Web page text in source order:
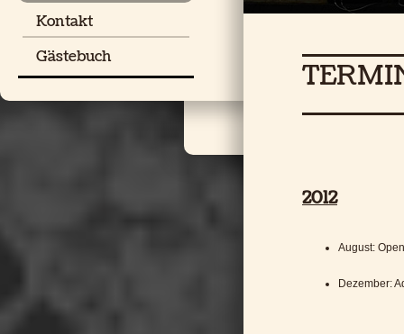
Kontakt
Gästebuch
2012
August:
Dezember: